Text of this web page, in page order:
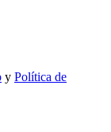
y Política de